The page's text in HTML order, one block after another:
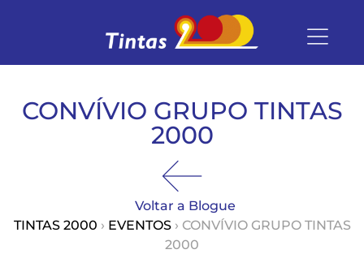
CONVÍVIO GRUPO TINTAS
2000
Voltar a Blogue
TINTAS 2000 › EVENTOS› CONVÍVIO GRUPO TINTAS
2000